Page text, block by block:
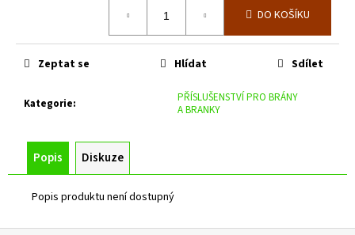
DO KOŠÍKU
Kategorie:
PŘÍSLUŠENSTVÍ PRO BRÁNY
A BRANKY
Zeptat se Hlídat Sdílet
Popis Diskuze
Popis produktu není dostupný
p
o
č
m